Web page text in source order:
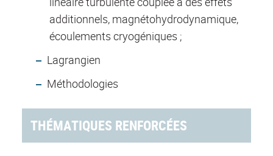
additionnels, magnétohydrodynamique,
écoulements cryogéniques ;
Lagrangien
Méthodologies
THÉMATIQUES RENFORCÉES